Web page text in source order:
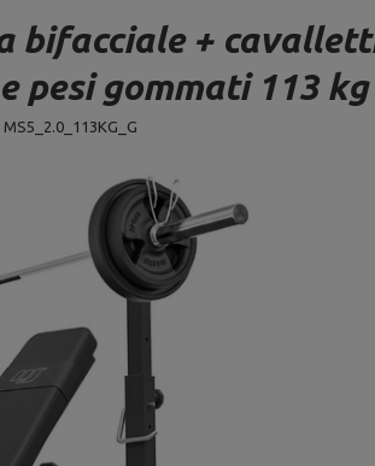
bifacciale +
gommati 113
MS5_2.0_113KG_G